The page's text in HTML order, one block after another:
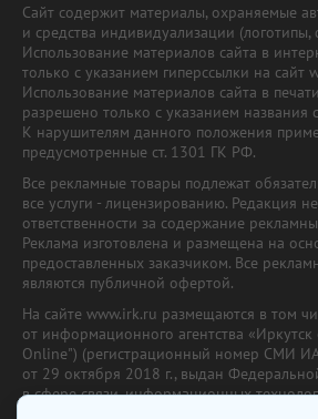
Сайт содержит материалы, охраняемые
и средства индивидуализации
Использование материалов сайта в
только с указанием гиперссылки на сайт
Использование материалов сайта в
разрешено только с указанием названия
К нарушителям данного положения
предусмотренные ст. 1301 ГК РФ.
Все рекламные товары подлежат
все услуги - лицензированию. Редакция
ответственности за содержание
Реклама изготовлена и размещена на
предоставленных заказчиком. Все
являются публичной офертой.
На сайте www.irk.ru размещаются в том
от информационного агентства
Online") (регистрационный номер СМИ
от 29 октября 2018 г., выдан
в сфере связи, информационных